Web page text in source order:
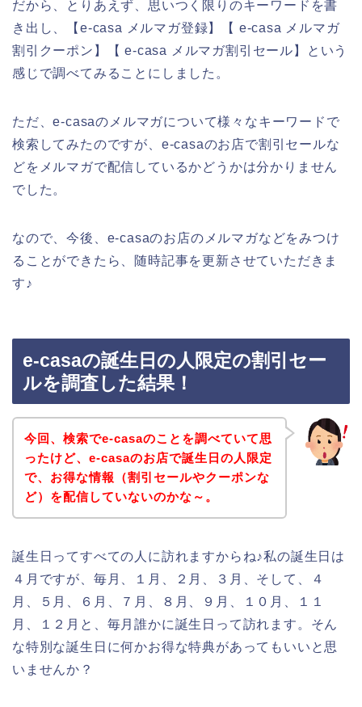
だから、とりあえず、思いつく限りのキーワードを書
き出し、【e-casa メルマガ登録】【 e-casa メルマガ
割引クーポン】【 e-casa メルマガ割引セール】という
感じで調べてみることにしました。
ただ、e-casaのメルマガについて様々なキーワードで
検索してみたのですが、e-casaのお店で割引セールな
どをメルマガで配信しているかどうかは分かりません
でした。
なので、今後、e-casaのお店のメルマガなどをみつけ
ることができたら、随時記事を更新させていただきま
す♪
e-casaの誕生日の人限定の割引セー
ルを調査した結果！
今回、検索でe-casaのことを調べていて思
ったけど、e-casaのお店で誕生日の人限定
で、お得な情報（割引セールやクーポンな
ど）を配信していないのかな～。
誕生日ってすべての人に訪れますからね♪私の誕生日は
４月ですが、毎月、１月、２月、３月、そして、４
月、５月、６月、７月、８月、９月、１０月、１１
月、１２月と、毎月誰かに誕生日って訪れます。そん
な特別な誕生日に何かお得な特典があってもいいと思
いませんか？